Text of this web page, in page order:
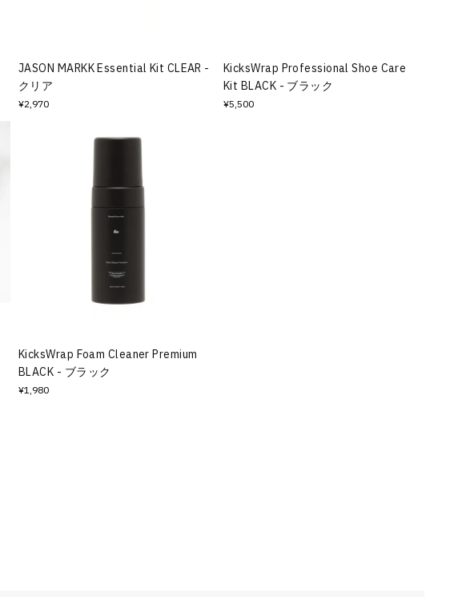
JASON MARKK Essential Kit CLEAR -
クリア
¥2,970
KicksWrap Professional Shoe Care
Kit BLACK - ブラック
¥5,500
KicksWrap Foam Cleaner Premium
BLACK - ブラック
¥1,980